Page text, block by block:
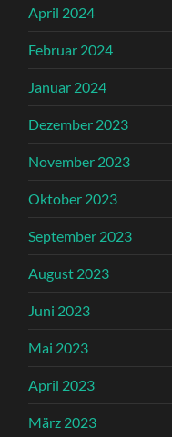
April 2024
Februar 2024
Januar 2024
Dezember 2023
November 2023
Oktober 2023
September 2023
August 2023
Juni 2023
Mai 2023
April 2023
März 2023